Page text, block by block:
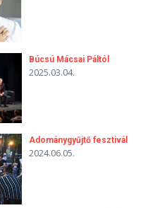
Búcsú Mácsai Páltól
2025.03.04.
Adománygyűjtő fesztivál
2024.06.05.